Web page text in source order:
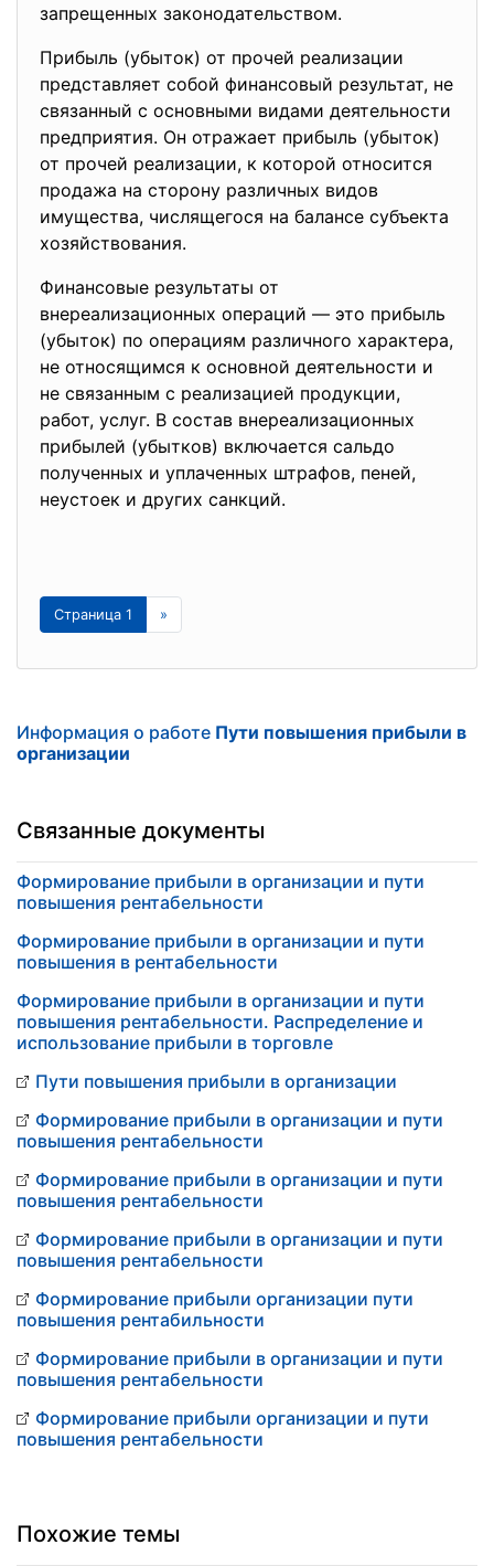
запрещенных законодательством.
Прибыль (убыток) от прочей реализации
представляет собой финансовый результат, не
связанный с основными видами деятельности
предприятия. Он отражает прибыль (убыток)
от прочей реализации, к которой относится
продажа на сторону различных видов
имущества, числящегося на балансе субъекта
хозяйствования.
Финансовые результаты от
внереализационных операций — это прибыль
(убыток) по операциям различного характера,
не относящимся к основной деятельности и
не связанным с реализацией продукции,
работ, услуг. В состав внереализационных
прибылей (убытков) включается сальдо
полученных и уплаченных штрафов, пеней,
неустоек и других санкций.
Страница 1 »
Информация о работе Пути повышения прибыли в
организации
Связанные документы
Формирование прибыли в организации и пути
повышения рентабельности
Формирование прибыли в организации и пути
повышения в рентабельности
Формирование прибыли в организации и пути
повышения рентабельности. Распределение и
использование прибыли в торговле
Пути повышения прибыли в организации
Формирование прибыли в организации и пути
повышения рентабельности
Формирование прибыли в организации и пути
повышения рентабельности
Формирование прибыли в организации и пути
повышения рентабельности
Формирование прибыли организации пути
повышения рентабильности
Формирование прибыли в организации и пути
повышения рентабельности
Формирование прибыли организации и пути
повышения рентабельности
Похожие темы